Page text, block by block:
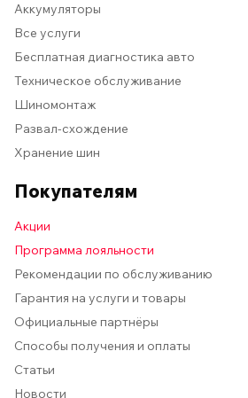
Аккумуляторы
Все услуги
Бесплатная диагностика авто
Техническое обслуживание
Шиномонтаж
Развал-схождение
Хранение шин
Покупателям
Акции
Программа лояльности
Рекомендации по обслуживанию
Гарантия на услуги и товары
Официальные партнёры
Способы получения и оплаты
Статьи
Новости